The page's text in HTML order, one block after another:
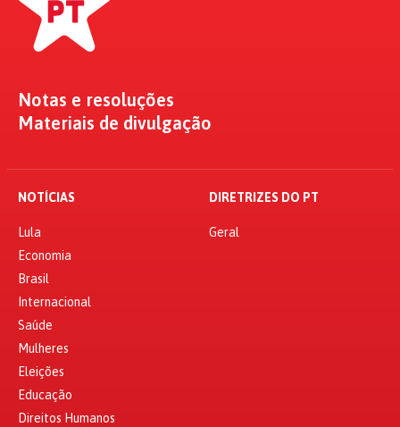
Notas e resoluções
Materiais de divulgação
NOTÍCIAS
Lula
Economia
Brasil
Internacional
Saúde
Mulheres
Eleições
Educação
Direitos Humanos
DIRETRIZES DO PT
Geral